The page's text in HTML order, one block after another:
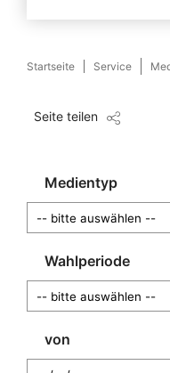
Startseite Service
Seite teilen
Medientyp
Wahlperiode
von